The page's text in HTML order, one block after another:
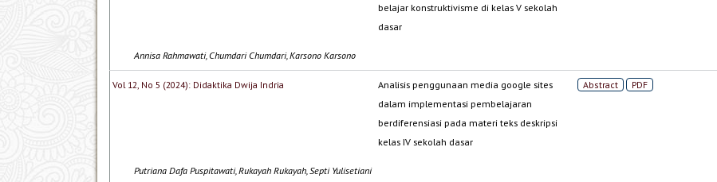
belajar konstruktivisme di kelas V sekolah
dasar
Annisa Rahmawati, Chumdari Chumdari, Karsono Karsono
Vol 12, No 5 (2024): Didaktika Dwija Indria
Analisis penggunaan media google sites
dalam implementasi pembelajaran
berdiferensiasi pada materi teks deskripsi
kelas IV sekolah dasar
Abstract PDF
Putriana Dafa Puspitawati, Rukayah Rukayah, Septi Yulisetiani